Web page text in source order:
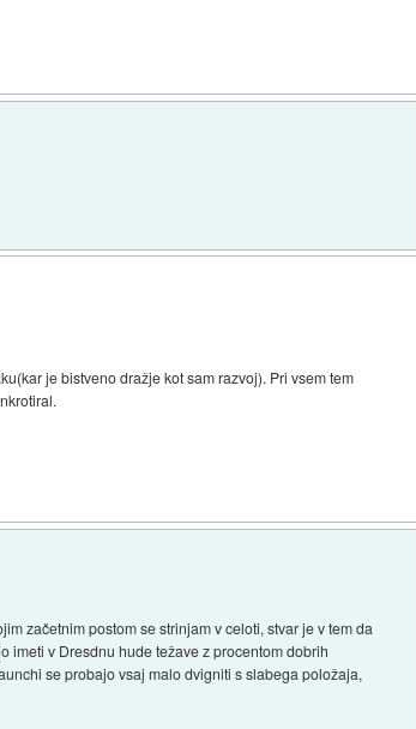
je bistveno dražje kot sam razvoj). Pri vsem tem
začetnim postom se strinjam v celoti, stvar je v tem da
imeti v Dresdnu hude težave z procentom dobrih
se probajo vsaj malo dvigniti s slabega položaja,